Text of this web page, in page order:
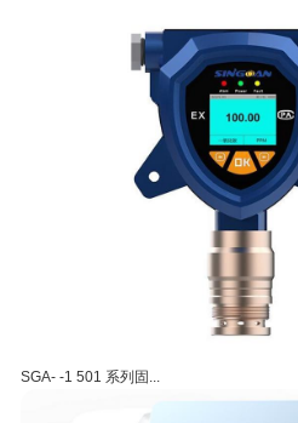
SGA- -1 501 系列固...